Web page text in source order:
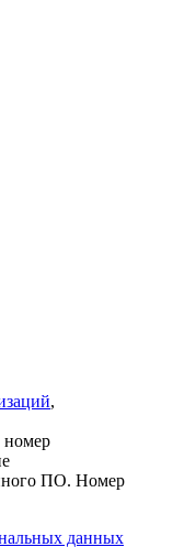
,
номер
ПО. Номер
данных